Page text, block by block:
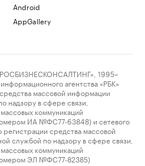
Android
AppGallery
1995–
агентства «РБК»
массовой информации
надзору в сфере связи,
коммуникаций
ИА №ФС77-63848) и сетевого
регистрации средства массовой
службой по надзору в сфере связи,
коммуникаций
ЭЛ №ФС77-82385)